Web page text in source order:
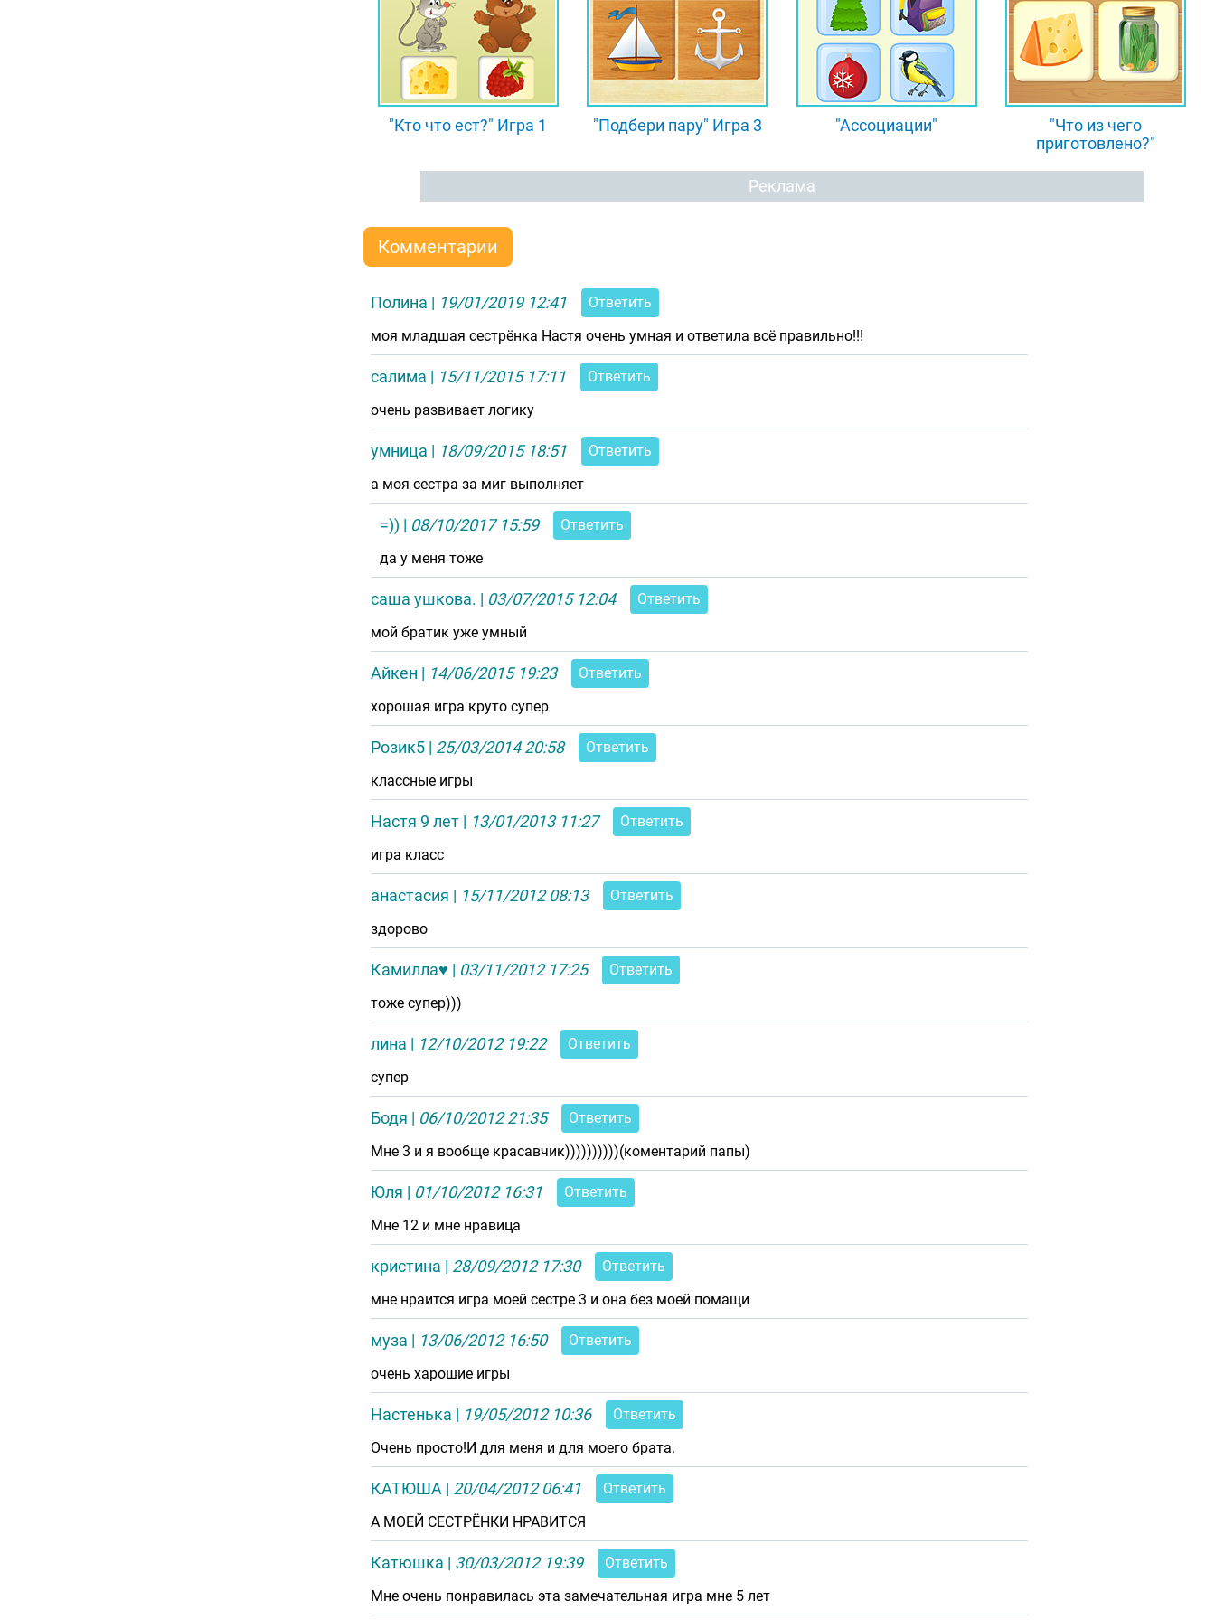
"Кто что ест?" Игра 1 "Подбери пару" Игра 3 "Ассоциации"
"Что из чего
приготовлено?"
Реклама
Комментарии
Полина | 19/01/2019 12:41
Ответить
моя младшая сестрёнка Настя очень умная и ответила всё правильно!!!
салима | 15/11/2015 17:11
Ответить
очень развивает логику
умница | 18/09/2015 18:51
Ответить
а моя сестра за миг выполняет
=)) | 08/10/2017 15:59
Ответить
да у меня тоже
саша ушкова. | 03/07/2015 12:04
Ответить
мой братик уже умный
Айкен | 14/06/2015 19:23
Ответить
хорошая игра круто супер
Розик5 | 25/03/2014 20:58
Ответить
классные игры
Настя 9 лет | 13/01/2013 11:27
Ответить
игра класс
анастасия | 15/11/2012 08:13
Ответить
здорово
Камилла♥ | 03/11/2012 17:25
Ответить
тоже супер)))
лина | 12/10/2012 19:22
Ответить
супер
Бодя | 06/10/2012 21:35
Ответить
Мне 3 и я вообще красавчик))))))))))(коментарий папы)
Юля | 01/10/2012 16:31
Ответить
Мне 12 и мне нравица
кристина | 28/09/2012 17:30
Ответить
мне нраится игра моей сестре 3 и она без моей помащи
муза | 13/06/2012 16:50
Ответить
очень харошие игры
Настенька | 19/05/2012 10:36
Ответить
Очень просто!И для меня и для моего брата.
КАТЮША | 20/04/2012 06:41
Ответить
А МОЕЙ СЕСТРЁНКИ НРАВИТСЯ
Катюшка | 30/03/2012 19:39
Ответить
Мне очень понравилась эта замечательная игра мне 5 лет